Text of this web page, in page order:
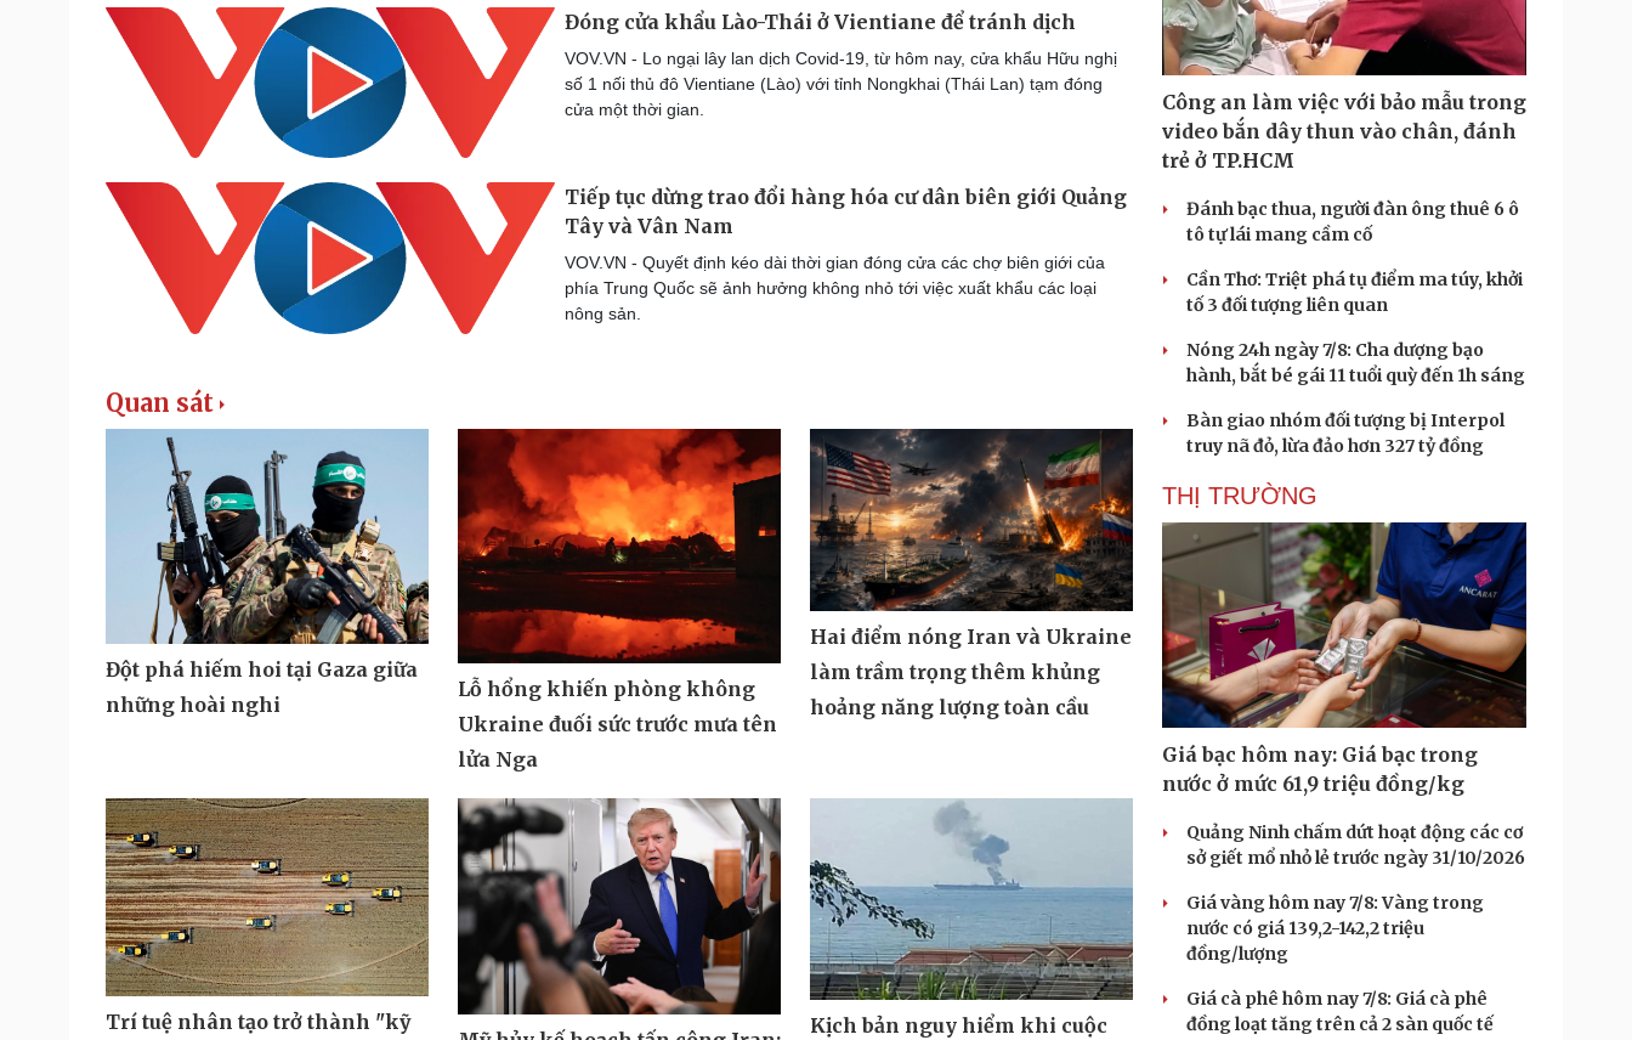
Đóng cửa khẩu Lào-Thái ở Vientiane để tránh dịch
VOV.VN - Lo ngại lây lan dịch Covid-19, từ hôm nay, cửa khẩu Hữu nghị
số 1 nối thủ đô Vientiane (Lào) với tỉnh Nongkhai (Thái Lan) tạm đóng
cửa một thời gian.
Tiếp tục dừng trao đổi hàng hóa cư dân biên giới Quảng
Tây và Vân Nam
VOV.VN - Quyết định kéo dài thời gian đóng cửa các chợ biên giới của
phía Trung Quốc sẽ ảnh hưởng không nhỏ tới việc xuất khẩu các loại
nông sản.
Quan sát
Đột phá hiếm hoi tại Gaza giữa
những hoài nghi
Lỗ hổng khiến phòng không
Ukraine đuối sức trước mưa tên
lửa Nga
Hai điểm nóng Iran và Ukraine
làm trầm trọng thêm khủng
hoảng năng lượng toàn cầu
Trí tuệ nhân tạo trở thành "kỹ Kịch bản nguy hiểm khi cuộc
Công an làm việc với bảo mẫu trong
video bắn dây thun vào chân, đánh
trẻ ở TP.HCM
Đánh bạc thua, người đàn ông thuê 6 ô
tô tự lái mang cầm cố
Cần Thơ: Triệt phá tụ điểm ma túy, khởi
tố 3 đối tượng liên quan
Nóng 24h ngày 7/8: Cha dượng bạo
hành, bắt bé gái 11 tuổi quỳ đến 1h sáng
Bàn giao nhóm đối tượng bị Interpol
truy nã đỏ, lừa đảo hơn 327 tỷ đồng
THỊ TRƯỜNG
Giá bạc hôm nay: Giá bạc trong
nước ở mức 61,9 triệu đồng/kg
Quảng Ninh chấm dứt hoạt động các cơ
sở giết mổ nhỏ lẻ trước ngày 31/10/2026
Giá vàng hôm nay 7/8: Vàng trong
nước có giá 139,2-142,2 triệu
đồng/lượng
Giá cà phê hôm nay 7/8: Giá cà phê
đồng loạt tăng trên cả 2 sàn quốc tế